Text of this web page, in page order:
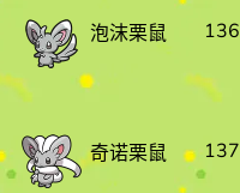
泡沫栗鼠 136
奇诺栗鼠 137